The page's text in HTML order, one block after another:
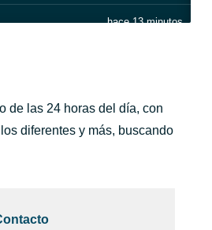
hace 13 minutos
hace 23 minutos
de las 24 horas del día, con
diferentes y más, buscando